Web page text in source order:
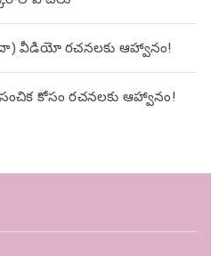
వీడియో రచనలకు ఆహ్వానం!
కోసం రచనలకు ఆహ్వానం!